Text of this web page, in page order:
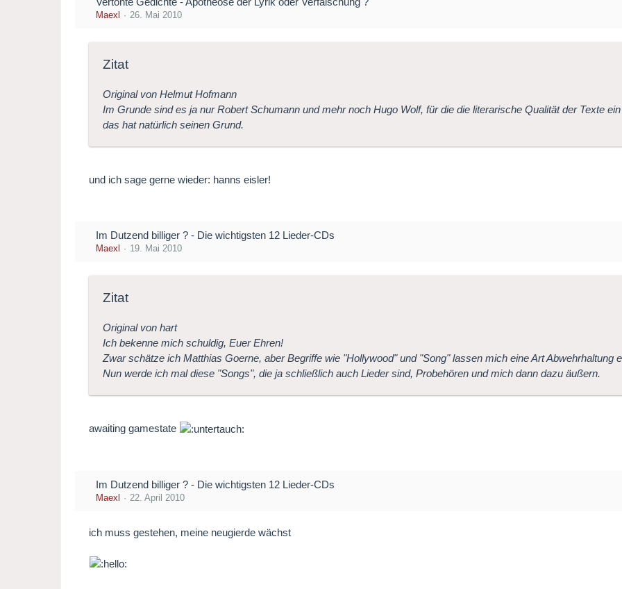
Maexl 26. Mai 2010
Zitat
Original von Helmut Hofmann
Im Grunde sind es ja nur Robert Schumann und mehr noch Hugo Wolf, für die die literarische Qualität der Texte
das hat natürlich seinen Grund.
und ich sage gerne wieder: hanns eisler!
Im Dutzend billiger ? - Die wichtigsten 12 Lieder-CDs
Maexl 19. Mai 2010
Zitat
Original von hart
Ich bekenne mich schuldig, Euer Ehren!
Zwar schätze ich Matthias Goerne, aber Begriffe wie "Hollywood" und "Song" lassen mich eine Art Abwehrhaltung
Nun werde ich mal diese "Songs", die ja schließlich auch Lieder sind, Probehören und mich dann dazu äußern.
awaiting gamestate
Im Dutzend billiger ? - Die wichtigsten 12 Lieder-CDs
Maexl 22. April 2010
ich muss gestehen, meine neugierde wächst